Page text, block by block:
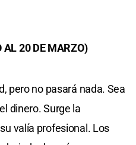
AL 20 DE MARZO)
pero no pasará nada. Sea
dinero. Surge la
valía profesional. Los